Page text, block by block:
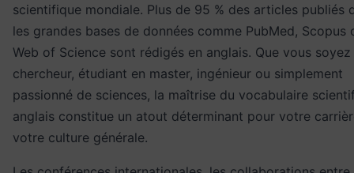
scientifique mondiale. Plus de 95 % des articles publiés
les grandes bases de données comme PubMed, Scopus
Web of Science sont rédigés en anglais. Que vous soyez
chercheur, étudiant en master, ingénieur ou simplement
passionné de sciences, la maîtrise du vocabulaire
anglais constitue un atout déterminant pour votre
votre culture générale.